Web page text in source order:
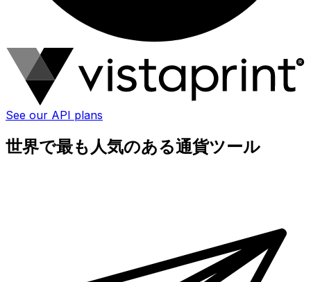
See our API plans
世界で最も人気のある通貨ツール